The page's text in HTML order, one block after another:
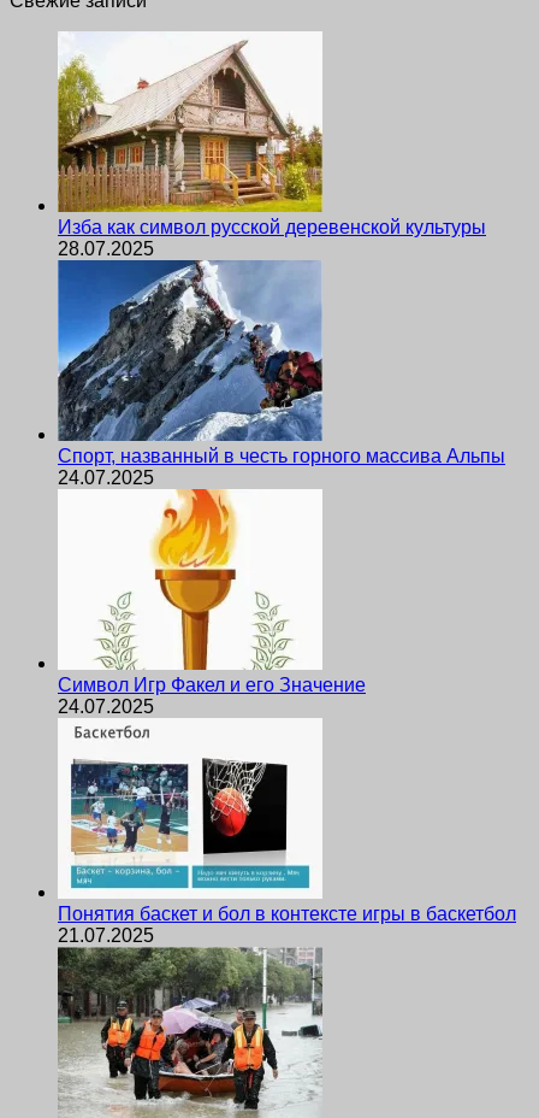
Изба как символ русской деревенской культуры
28.07.2025
Спорт, названный в честь горного массива Альпы
24.07.2025
Символ Игр Факел и его Значение
24.07.2025
Понятия баскет и бол в контексте игры в баскетбол
21.07.2025